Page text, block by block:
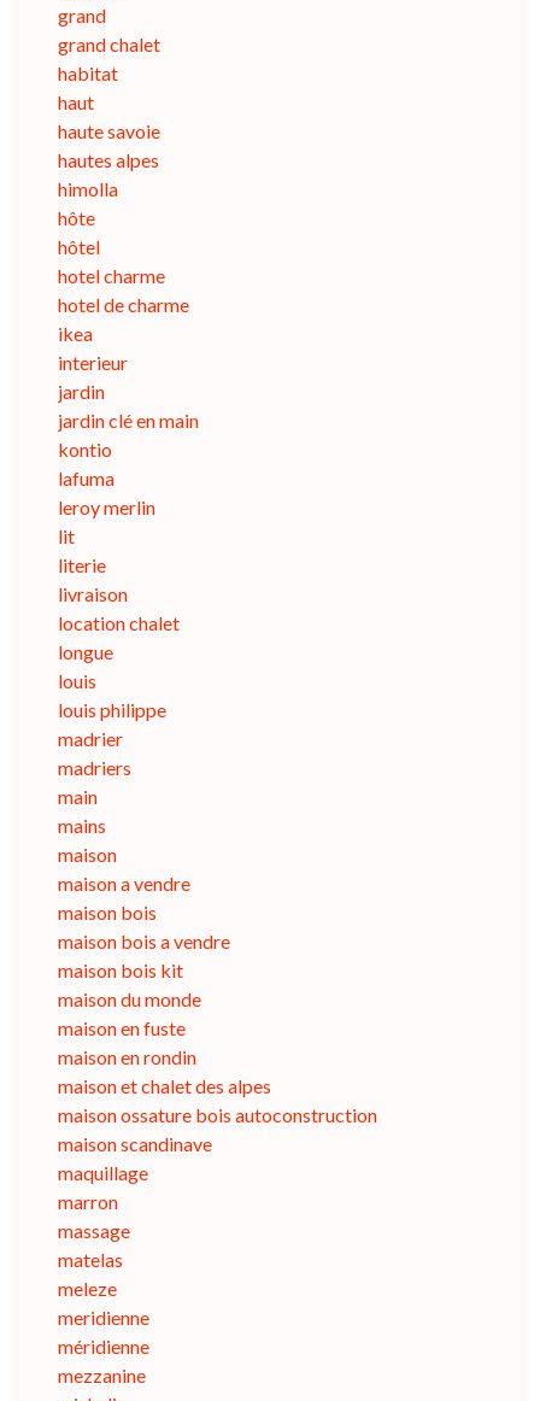
grand
grand chalet
habitat
haut
haute savoie
hautes alpes
himolla
hôte
hôtel
hotel charme
hotel de charme
ikea
interieur
jardin
jardin clé en main
kontio
lafuma
leroy merlin
lit
literie
livraison
location chalet
longue
louis
louis philippe
madrier
madriers
main
mains
maison
maison a vendre
maison bois
maison bois a vendre
maison bois kit
maison du monde
maison en fuste
maison en rondin
maison et chalet des alpes
maison ossature bois autoconstruction
maison scandinave
maquillage
marron
massage
matelas
meleze
meridienne
méridienne
mezzanine